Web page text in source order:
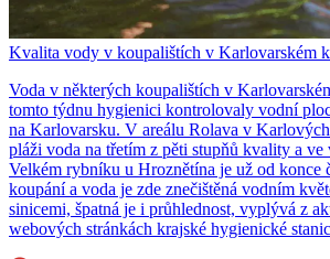
Kvalita vody v koupalištích v Karlovarském
Voda v některých koupalištích v
tomto týdnu hygienici kontrolovaly vodní
na Karlovarsku. V areálu Rolava v
pláži voda na třetím z pěti stupňů kvality a ve
Velkém rybníku u Hroznětína je už od konce
koupání a voda je zde znečištěná vodním
sinicemi, špatná je i průhlednost, vyplývá z
webových stránkách krajské hygienické